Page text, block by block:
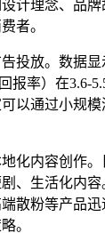
计理念、品
者。
投放。数据
报率）在3.6-
以通过小规
化内容创作
、生活化内
散粉等产品
。